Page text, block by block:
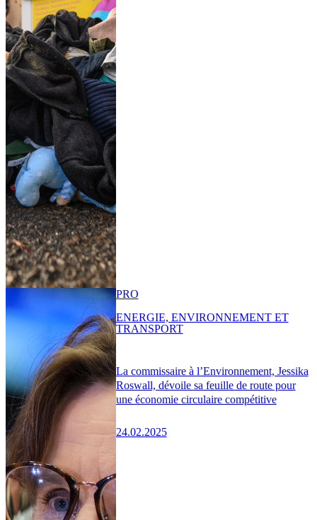
La commissaire à l’Environnement, Jessika
Roswall, dévoile sa feuille de route pour
une économie circulaire compétitive
24.02.2025
PRO
ENERGIE, ENVIRONNEMENT ET
TRANSPORT